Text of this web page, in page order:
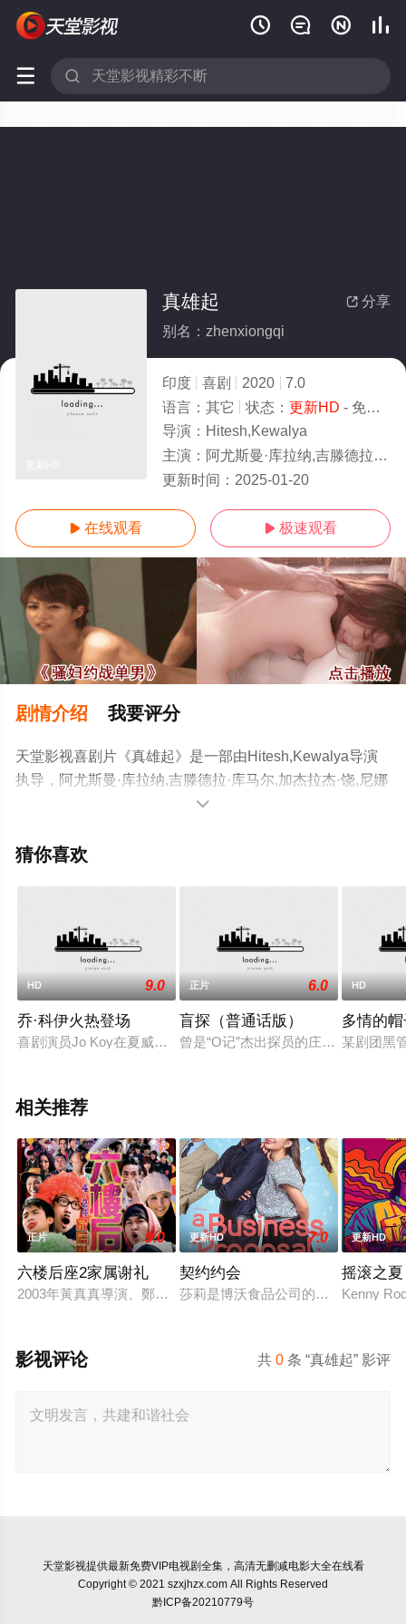
   
 
 分享
真雄起
别名：zhenxiongqi
印度 喜剧 2020
7.0
语言： 其它 状态： 更新HD - 免费在线观看
导演： Hitesh,Kewalya
主演： 阿尤斯曼·库拉纳,吉滕德拉·库马尔,加杰拉杰·饶,尼娜·古普塔,马恩维·加格鲁,戈帕尔·杜
更新时间： 2025-01-20
 在线观看  极速观看
剧情介绍 我要评分
天堂影视喜剧片《真雄起》是一部由Hitesh,Kewalya导演
执导，阿尤斯曼·库拉纳,吉滕德拉·库马尔,加杰拉杰·饶,尼娜
·古普塔,马恩维·加格鲁,戈帕尔·杜特,布米·佩德卡尔,马努·里
删减完整版电影大全就上天堂电影网，更多剧情信息可移

猜你喜欢
HD 9.0
乔·科伊火热登场
喜剧演员Jo Koy在夏威夷登台，直爽猛开文化刻板印象玩笑，并
正片 6.0
盲探（普通话版）
曾是“O记”杰出探员的庄士敦（刘德
HD
多情的
某剧团黑
相关推荐
正片 9.0
六楼后座2家属谢礼
2003年黃真真導演、鄭丹瑞編劇的喜劇《六樓后座》拍出香港
更新HD 7.0
契约约会
莎莉是博沃食品公司的食品分析师，
更新HD
摇滚之夏
Kenny
共0 条 “真雄起” 影评
影视评论
天堂影视提供最新免费VIP电视剧全集，高清无删减电影大全在线看
Copyright © 2021 szxjhzx.com All Rights Reserved
黔ICP备20210779号